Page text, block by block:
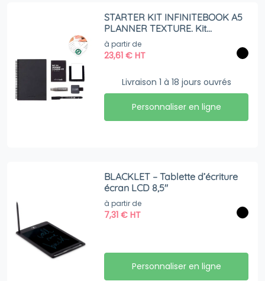
STARTER KIT INFINITEBOOK A5
PLANNER TEXTURE. Kit
comprenant un « Infinitebook » à
couverture rigide, 1 kit de
nettoyage, 1 marqueur et 1
à partir de
23,61€ HT
Livraison 1 à 18 jours ouvrés
Personnaliser en ligne
BLACKLET – Tablette d’écriture
écran LCD 8,5″
à partir de
7,31€ HT
Personnaliser en ligne